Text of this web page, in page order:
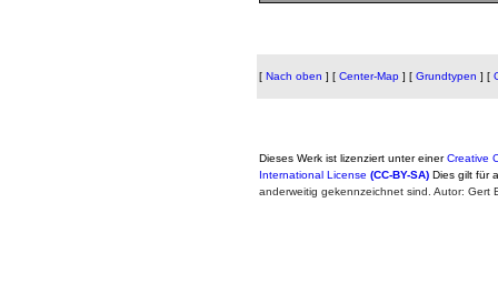
[ Nach oben ] [ Center-Map ] [ Grundtypen ] [
Dieses Werk ist lizenziert unter einerCreative
International License (CC-BY-SA) Dies gilt für
anderweitig gekennzeichnet sind. Autor: Gert